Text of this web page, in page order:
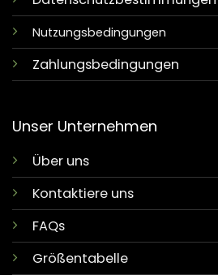
Nutzungsbedingungen
Zahlungsbedingungen
Unser Unternehmen
Über uns
Kontaktiere uns
FAQs
Größentabelle